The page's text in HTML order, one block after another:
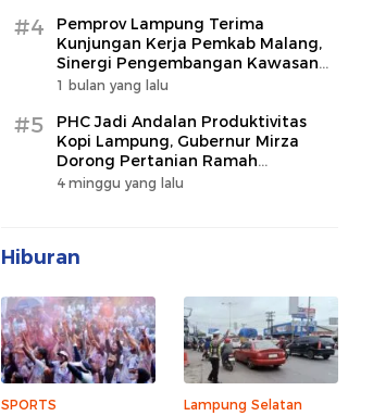
#4
Pemprov Lampung Terima
Kunjungan Kerja Pemkab Malang,
Sinergi Pengembangan Kawasan
Industri dan Investasi
1 bulan yang lalu
#5
PHC Jadi Andalan Produktivitas
Kopi Lampung, Gubernur Mirza
Dorong Pertanian Ramah
Lingkungan
4 minggu yang lalu
Hiburan
SPORTS Lampung Selatan